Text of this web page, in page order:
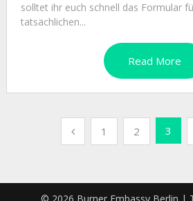
solltet ihr euch schnell das Formular
tatsächlichen...
Read More
Beiträge
1 2 3